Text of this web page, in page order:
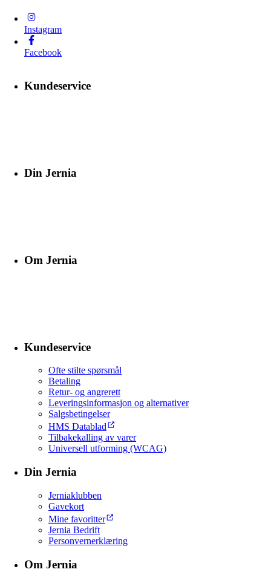
Instagram
Facebook
Kundeservice
Din Jernia
Om Jernia
Kundeservice
Ofte stilte spørsmål
Betaling
Retur- og angrerett
Leveringsinformasjon og alternativer
Salgsbetingelser
HMS Datablad
Tilbakekalling av varer
Universell utforming (WCAG)
Din Jernia
Jerniaklubben
Gavekort
Mine favoritter
Jernia Bedrift
Personvernerklæring
Om Jernia